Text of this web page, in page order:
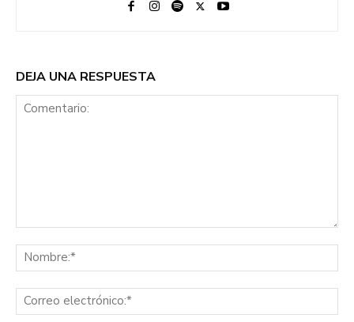
DEJA UNA RESPUESTA